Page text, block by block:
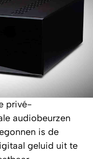
privé-
audiobeurzen
is de
geluid uit te